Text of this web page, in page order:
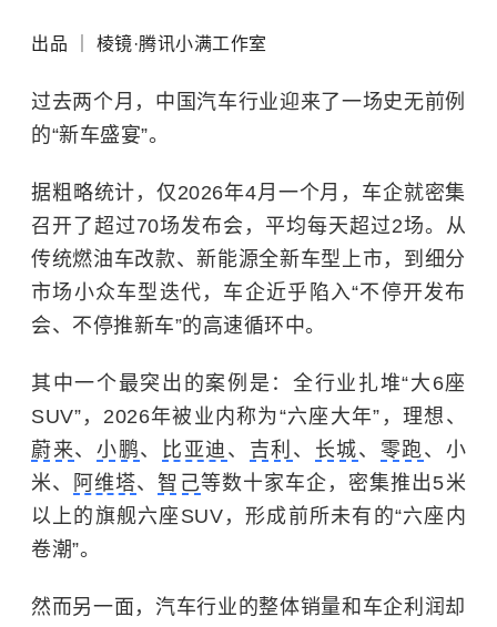
出品 ｜ 棱镜·腾讯小满工作室
过去两个月，中国汽车行业迎来了一场史无前例
的“新车盛宴”。
据粗略统计，仅2026年4月一个月，车企就密集
召开了超过70场发布会，平均每天超过2场。从
传统燃油车改款、新能源全新车型上市，到细分
市场小众车型迭代，车企近乎陷入“不停开发布
会、不停推新车”的高速循环中。
其中一个最突出的案例是：全行业扎堆“大6座
SUV”，2026年被业内称为“六座大年”，理想、
蔚来、 小鹏、 比亚迪 、 吉利 、 长城、 零跑、小
米、
阿维塔、 智己等数十家车企，密集推出5米
以上的旗舰六座SUV，形成前所未有的“六座内
卷潮”。
然而另一面，汽车行业的整体销量和车企利润却